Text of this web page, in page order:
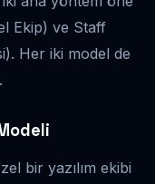
Ekip) ve Staff
Her iki model de
bir yazılım ekibi